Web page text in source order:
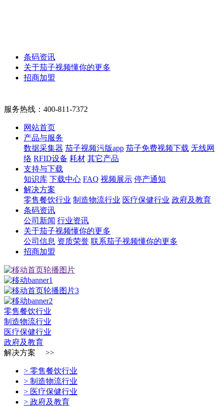
条码资讯
关于茄子视频懂你的更多
招商加盟
服务热线： 400-811-7372
网站首页
产品与服务
数据采集器 茄子视频污版app 茄子免费视频下载 无线网
络 RFID设备 耗材 其它产品
支持与下载
知识库 下载中心 FAQ 视频展示 停产通知
解决方案
零售餐饮行业 制造物流行业 医疗保健行业 政府及教育
条码资讯
公司新闻 行业资讯
关于茄子视频懂你的更多
公司信息 资质荣誉 联系茄子视频懂你的更多
招商加盟
零售餐饮行业
制造物流行业
医疗保健行业
政府及教育
解决方案 >>
> 零售餐饮行业
> 制造物流行业
> 医疗保健行业
> 政府及教育